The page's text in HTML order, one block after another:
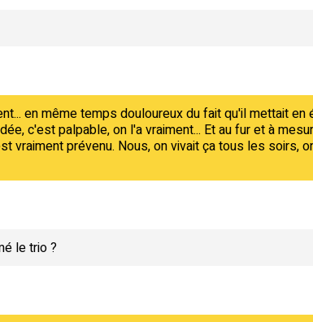
en même temps douloureux du fait qu'il mettait
c'est palpable, on l'a vraiment... Et au fur et à
vraiment prévenu. Nous, on vivait ça tous les soirs,
le trio ?